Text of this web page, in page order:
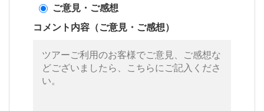
ご意見・ご感想
コメント内容（ご意見・ご感想）